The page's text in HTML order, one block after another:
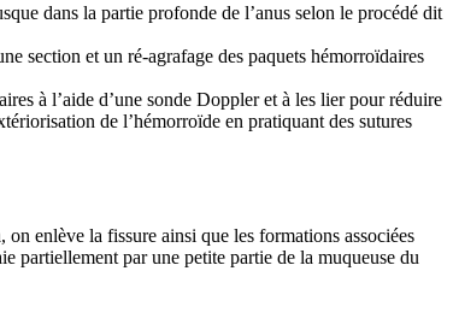
dans la partie profonde de l’anus selon le procédé dit
section et un ré-agrafage des paquets hémorroïdaires
à l’aide d’une sonde Doppler et à les lier pour réduire
de l’hémorroïde en pratiquant des sutures
on enlève la fissure ainsi que les formations associées
partiellement par une petite partie de la muqueuse du